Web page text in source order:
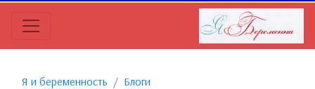
Я и беременность Блоги